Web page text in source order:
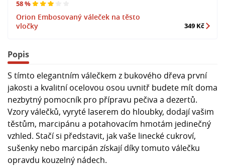
58 %
Orion Embosovaný váleček na těsto
vločky
349 Kč
Popis
S tímto elegantním válečkem z bukového dřeva první
jakosti a kvalitní ocelovou osou uvnitř budete mít doma
nezbytný pomocník pro přípravu pečiva a dezertů.
Vzory válečků, vyryté laserem do hloubky, dodají vašim
těstům, marcipánu a potahovacím hmotám jedinečný
vzhled. Stačí si představit, jak vaše linecké cukroví,
sušenky nebo marcipán získají díky tomuto válečku
opravdu kouzelný nádech.